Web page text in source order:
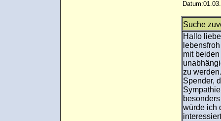
Suche
Hallo
mit
zu
Spender,
würde ich